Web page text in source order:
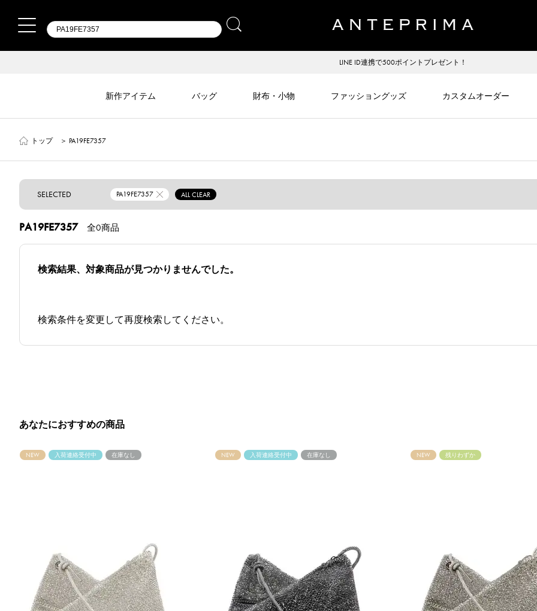
LINE ID連携で500ポイントプレゼント！
新作アイテム バッグ 財布・小物 ファッショングッズ カスタムオーダー
トップ ＞ PA19FE7357
SELECTED PA19FE7357 ALL CLEAR
PA19FE7357 全0商品
検索結果、対象商品が見つかりませんでした。
検索条件を変更して再度検索してください。
あなたにおすすめの商品
NEW 入荷連絡受付中 在庫なし NEW 入荷連絡受付中 在庫なし NEW 残りわずか